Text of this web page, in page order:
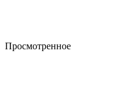
Просмотренное